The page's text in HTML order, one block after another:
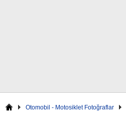
Otomobil - Motosiklet Fotoğraflar